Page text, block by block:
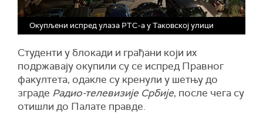
Окупљени испред улаза РТС-а у Таковској улици
Студенти у блокади и грађани који их
подржавају окупили су се испред Правног
факултета, одакле су кренули у шетњу до
зграде Радио-телевизије Србије, после чега су
отишли до Палате правде.